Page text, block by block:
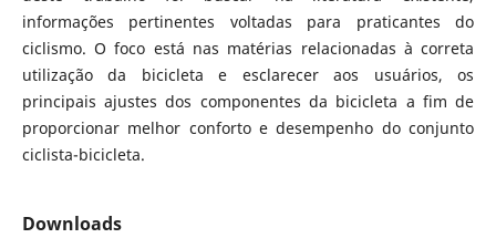
informações pertinentes voltadas para praticantes do
ciclismo. O foco está nas matérias relacionadas à correta
utilização da bicicleta e esclarecer aos usuários, os
principais ajustes dos componentes da bicicleta a fim de
proporcionar melhor conforto e desempenho do conjunto
ciclista-bicicleta.
Downloads